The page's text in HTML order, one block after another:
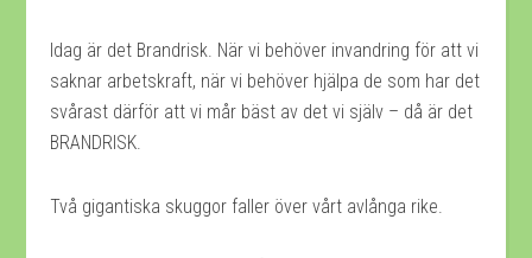
Idag är det Brandrisk. När vi behöver invandring för att vi
saknar arbetskraft, när vi behöver hjälpa de som har det
svårast därför att vi mår bäst av det vi själv – då är det
BRANDRISK.
Två gigantiska skuggor faller över vårt avlånga rike.